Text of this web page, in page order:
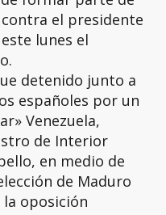
el presidente
lunes el
detenido junto a
españoles por un
Venezuela,
de Interior
en medio de
de Maduro
la oposición